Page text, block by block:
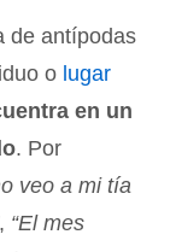
de antípodas
o lugar
en un
. Por
veo a mi tía
, “El mes